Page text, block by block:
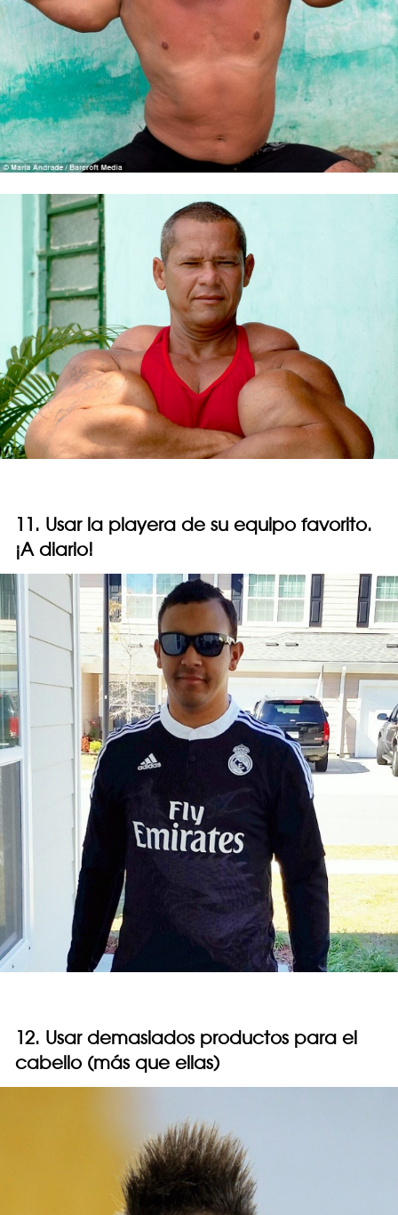
11. Usar la playera de su equipo favorito.
¡A diario!
12. Usar demasiados productos para el
cabello (más que ellas)